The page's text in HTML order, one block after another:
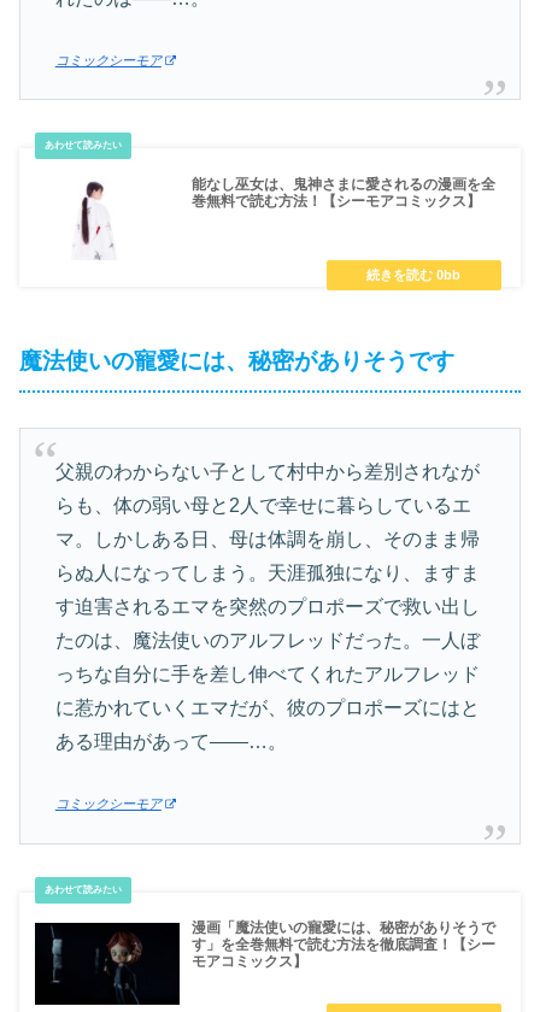
コミックシーモア
能なし巫女は、鬼神さまに愛されるの漫画を全
巻無料で読む方法！【シーモアコミックス】
魔法使いの寵愛には、秘密がありそうです
父親のわからない子として村中から差別されなが
らも、体の弱い母と2人で幸せに暮らしているエ
マ。しかしある日、母は体調を崩し、そのまま帰
らぬ人になってしまう。天涯孤独になり、ますま
す迫害されるエマを突然のプロポーズで救い出し
たのは、魔法使いのアルフレッドだった。一人ぼ
っちな自分に手を差し伸べてくれたアルフレッド
に惹かれていくエマだが、彼のプロポーズにはと
ある理由があって――…。
コミックシーモア
漫画「魔法使いの寵愛には、秘密がありそうで
す」を全巻無料で読む方法を徹底調査！【シー
モアコミックス】